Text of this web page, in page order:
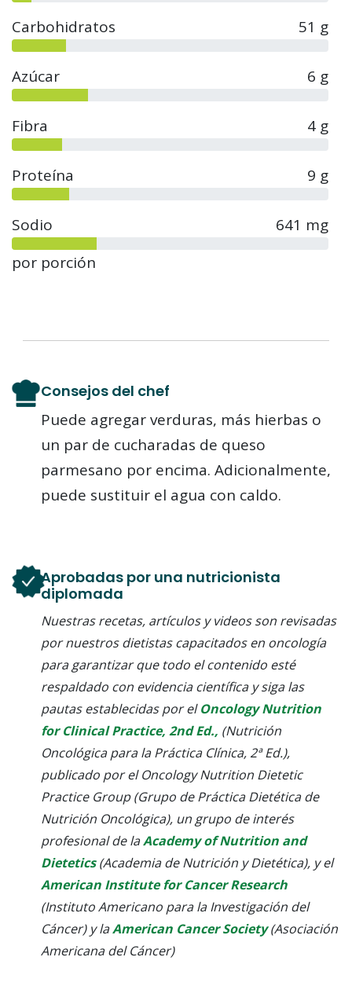
Carbohidratos 51 g
Azúcar 6 g
Fibra 4 g
Proteína 9 g
Sodio
641 mg
por porción
Consejos del chef
Puede agregar verduras, más hierbas o
un par de cucharadas de queso
parmesano por encima. Adicionalmente,
puede sustituir el agua con caldo.
Aprobadas por una nutricionista
diplomada
Nuestras recetas, artículos y videos son revisadas
por nuestros dietistas capacitados en oncología
para garantizar que todo el contenido esté
respaldado con evidencia científica y siga las
pautas establecidas por elOncology Nutrition
for Clinical Practice, 2nd Ed., (Nutrición
Oncológica para la Práctica Clínica, 2ª Ed.),
publicado por el Oncology Nutrition Dietetic
Practice Group (Grupo de Práctica Dietética de
Nutrición Oncológica), un grupo de interés
profesional de laAcademy of Nutrition and
Dietetics(Academia de Nutrición y Dietética), y el
American Institute for Cancer Research
(Instituto Americano para la Investigación del
Cáncer) y laAmerican Cancer Society (Asociación
Americana del Cáncer)